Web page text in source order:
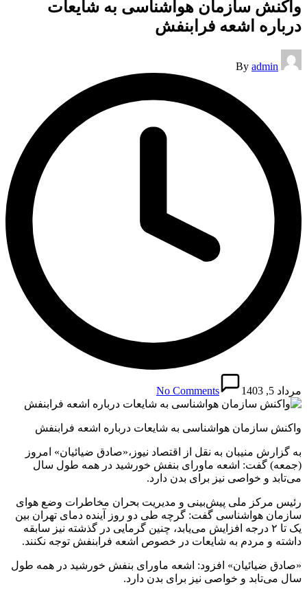
واکنش سازمان هواشناسی به شایعات
درباره اشعه فرابنفش
Posted
by
By admin
مرداد 5, 1403 No Comments
واکنش سازمان هواشناسی به شایعات درباره اشعه فرابنفش
به گزارش منیبان به نقل از اقتصاد نیوز،«صادق ضیائیان» امروز
(جمعه) گفت: اشعه ماورای بنفش خورشید در همه طول سال
می‌تابد و خواصی نیز برای بدن دارد.
رئیس مرکز ملی پیش‌بینی و مدیریت بحران مخاطرات وضع هوای
سازمان هواشناسی گفت: گرچه طی دو روز آینده دمای تهران بین
یک تا ۲ درجه افزایش می‌یابد، چنین گرمایی در گذشته نیز سابقه
داشته و مردم به شایعات در خصوص اشعه فرابنفش توجه نکنند.
«صادق ضیائیان» افزود: اشعه ماورای بنفش خورشید در همه طول
سال می‌تابد و خواصی نیز برای بدن دارد.